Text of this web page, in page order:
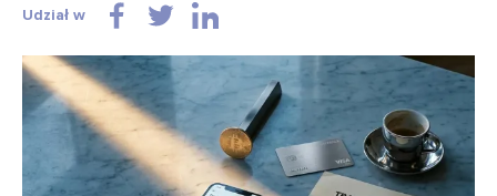
Udział w